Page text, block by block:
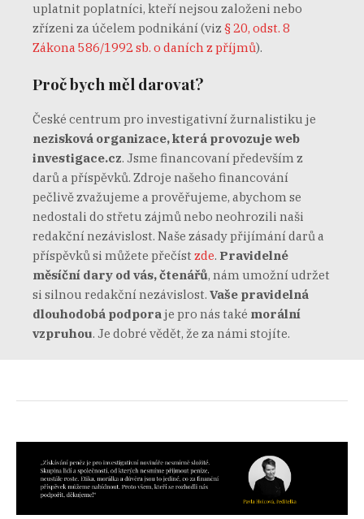
uplatnit poplatníci, kteří nejsou založeni nebo
zřízeni za účelem podnikání (viz § 20, odst. 8
Zákona 586/1992 sb. o daních z příjmů).
Proč bych měl darovat?
České centrum pro investigativní žurnalistiku je
nezisková organizace, která provozuje web
investigace.cz. Jsme financovaní především z
darů a příspěvků. Zdroje našeho financování
pečlivě zvažujeme a prověřujeme, abychom se
nedostali do střetu zájmů nebo neohrozili naši
redakční nezávislost. Naše zásady přijímání darů a
příspěvků si můžete přečíst zde. Pravidelné
měsíční dary od vás, čtenářů, nám umožní udržet
si silnou redakční nezávislost. Vaše pravidelná
dlouhodobá podporaje pro nás také morální
vzpruhou. Je dobré vědět, že za námi stojíte.